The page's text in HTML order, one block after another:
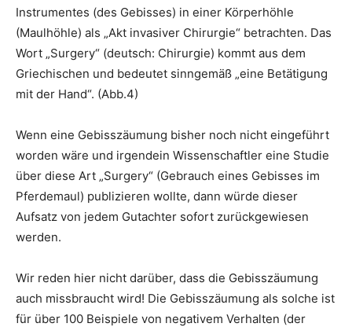
Instrumentes (des Gebisses) in einer Körperhöhle
(Maulhöhle) als „Akt invasiver Chirurgie“ betrachten. Das
Wort „Surgery“ (deutsch: Chirurgie) kommt aus dem
Griechischen und bedeutet sinngemäß „eine Betätigung
mit der Hand“. (Abb.4)
Wenn eine Gebisszäumung bisher noch nicht eingeführt
worden wäre und irgendein Wissenschaftler eine Studie
über diese Art „Surgery“ (Gebrauch eines Gebisses im
Pferdemaul) publizieren wollte, dann würde dieser
Aufsatz von jedem Gutachter sofort zurückgewiesen
werden.
Wir reden hier nicht darüber, dass die Gebisszäumung
auch missbraucht wird! Die Gebisszäumung als solche ist
für über 100 Beispiele von negativem Verhalten (der